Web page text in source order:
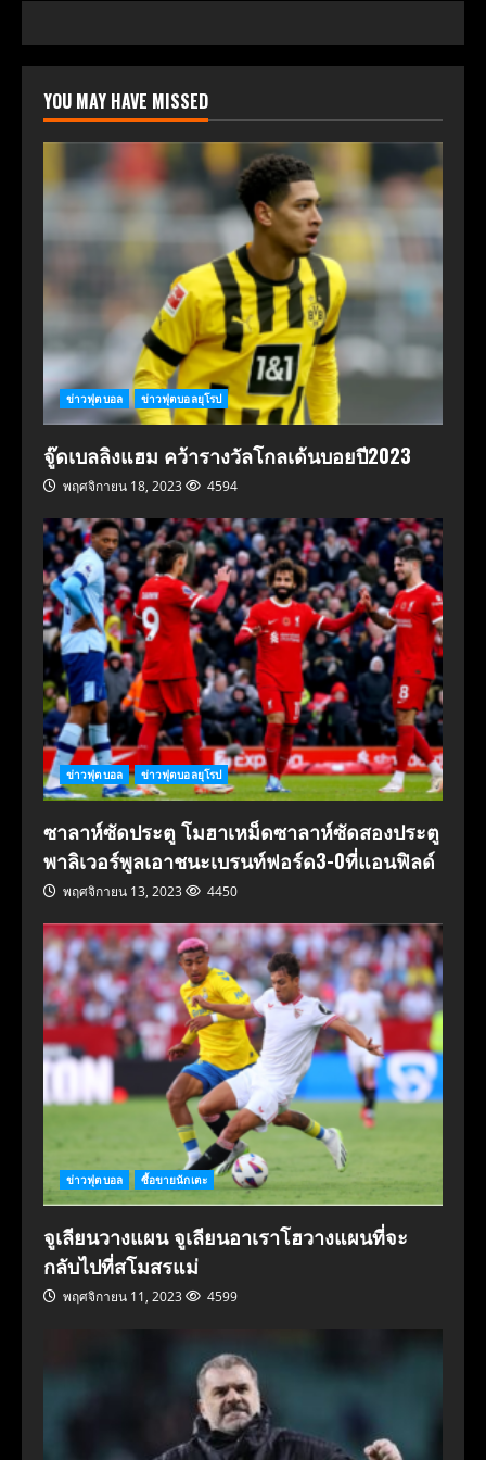
YOU MAY HAVE MISSED
ข่าวฟุตบอล ข่าวฟุตบอลยุโรป
จู๊ดเบลลิงแฮม คว้ารางวัลโกลเด้นบอยปี2023
พฤศจิกายน 18, 2023 4594
ข่าวฟุตบอล ข่าวฟุตบอลยุโรป
ซาลาห์ซัดประตู โมฮาเหม็ดซาลาห์ซัดสองประตู
พาลิเวอร์พูลเอาชนะเบรนท์ฟอร์ด3-0ที่แอนฟิลด์
พฤศจิกายน 13, 2023 4450
ข่าวฟุตบอล ซื้อขายนักเตะ
จูเลียนวางแผน จูเลียนอาเราโฮวางแผนที่จะ
กลับไปที่สโมสรแม่
พฤศจิกายน 11, 2023 4599